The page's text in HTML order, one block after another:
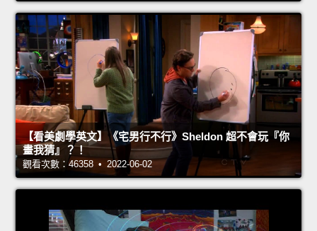
【看美劇學英文】《宅男行不行》Sheldon 超不會玩『你
畫我猜』？！
觀看次數：46358 • 2022-06-02